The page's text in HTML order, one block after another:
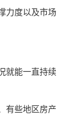
力度以及市场
就能一直持续
有些地区房产